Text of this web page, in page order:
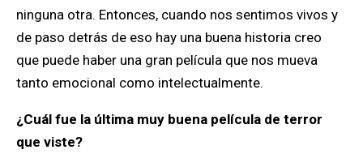
ninguna otra. Entonces, cuando nos sentimos vivos y
de paso detrás de eso hay una buena historia creo
que puede haber una gran película que nos mueva
tanto emocional como intelectualmente.
¿Cuál fue la última muy buena película de terror
que viste?